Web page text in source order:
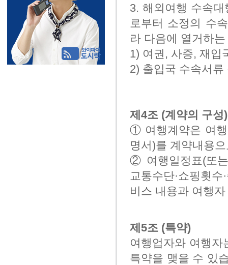
3. 해외여행 수속
로부터 소정의 수
라 다음에 열거하
1) 여권, 사증, 재입
2) 출입국 수속서
제4조 (계약의 구성)
① 여행계약은 여행
명서)를 계약내용
② 여행일정표(또는
교통수단·쇼핑횟
비스 내용과 여행
제5조 (특약)
여행업자와 여행
특약을 맺을 수 있